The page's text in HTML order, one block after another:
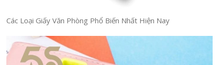
Các Loại Giấy Văn Phòng Phổ Biến Nhất Hiện Nay